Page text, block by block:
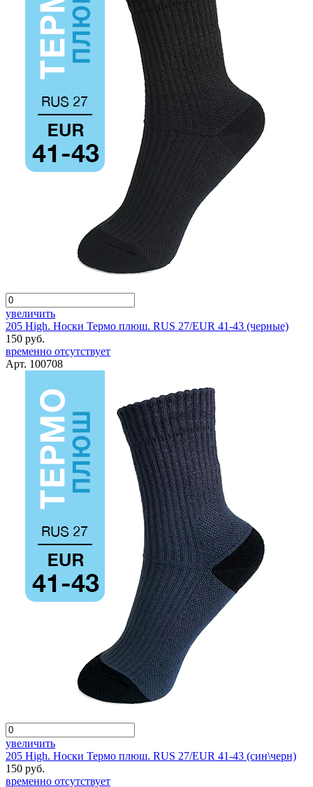
увеличить
205 High. Носки Термо плюш. RUS 27/EUR 41-43 (черные)
150 руб.
временно отсутствует
Арт. 100708
увеличить
205 High. Носки Термо плюш. RUS 27/EUR 41-43 (син\черн)
150 руб.
временно отсутствует